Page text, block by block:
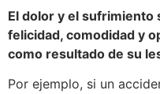
El dolor y el sufrimiento
felicidad, comodidad y
como resultado de su
Por ejemplo, si un